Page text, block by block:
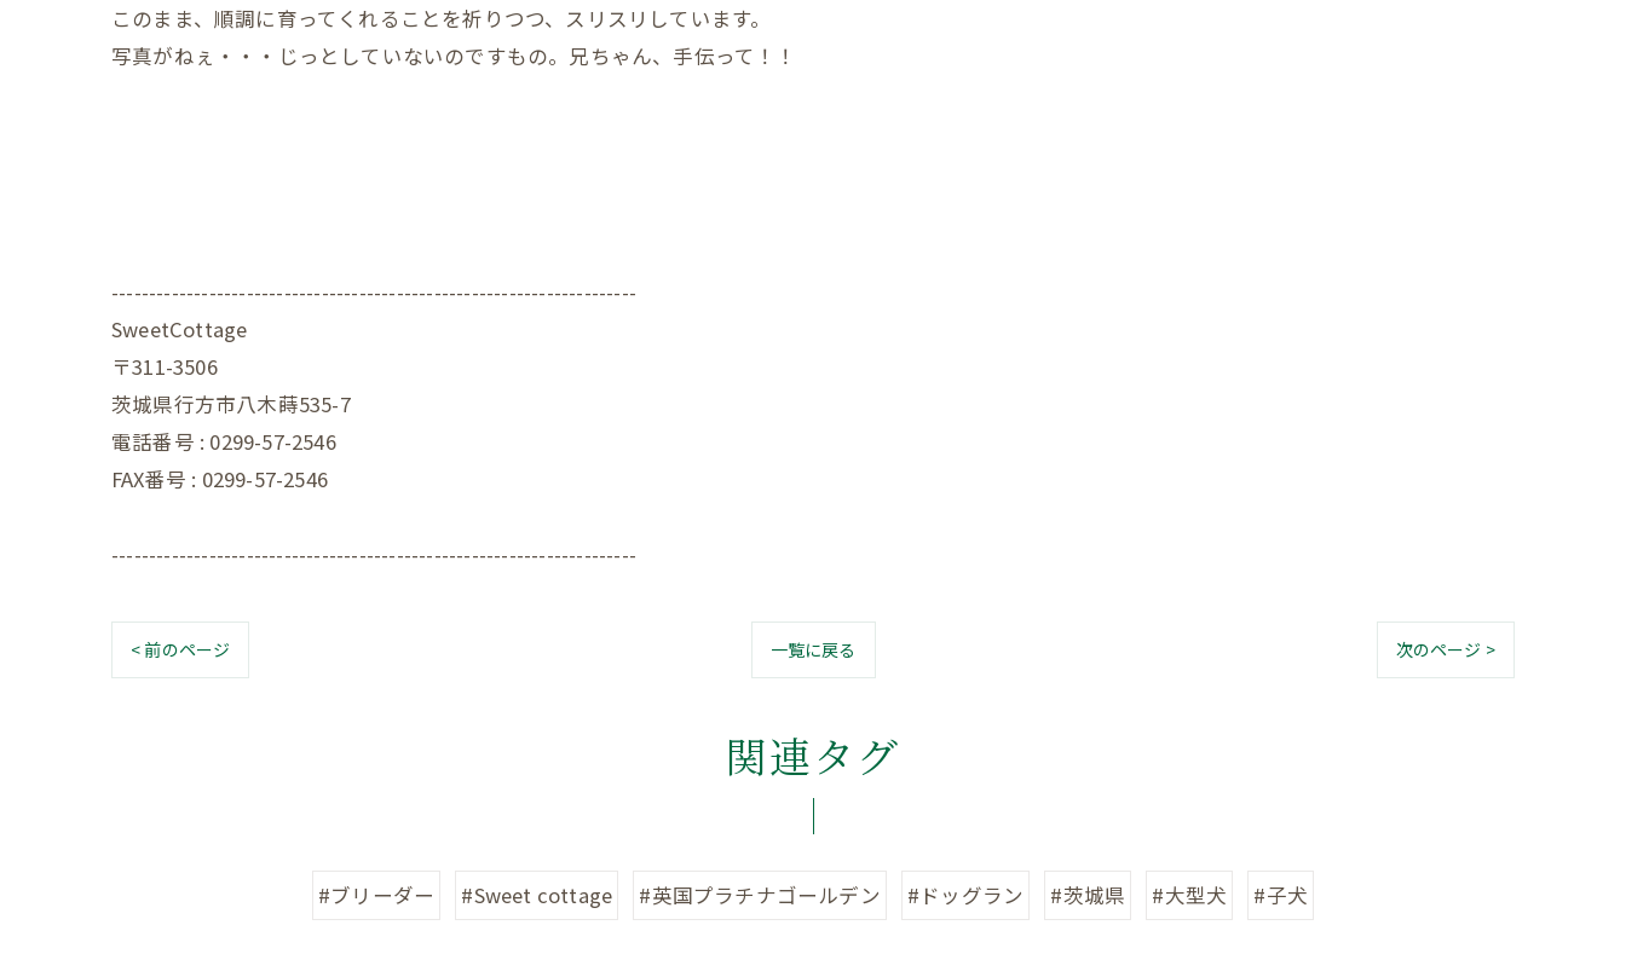
このまま、順調に育ってくれることを祈りつつ、スリスリしています。
写真がねぇ・・・じっとしていないのですもの。兄ちゃん、手伝って！！
----------------------------------------------------------------------
SweetCottage
〒311-3506
茨城県行方市八木蒔535-7
電話番号 : 0299-57-2546
FAX番号 : 0299-57-2546
----------------------------------------------------------------------
< 前のページ 一覧に戻る 次のページ >
関連タグ
#ブリーダー #Sweet cottage #英国プラチナゴールデン #ドッグラン #茨城県 #大型犬 #子犬